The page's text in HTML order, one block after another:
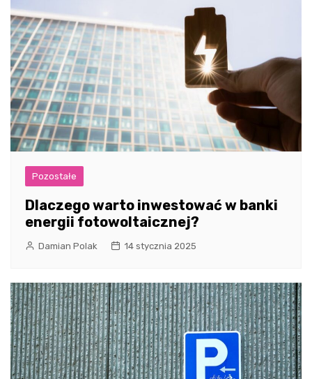
Pozostałe
Dlaczego warto inwestować w banki
energii fotowoltaicznej?
Damian Polak 14 stycznia 2025